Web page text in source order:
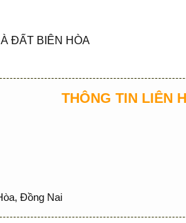
ĐẤT BIÊN HÒA
THÔNG TIN LIÊN
Đồng Nai